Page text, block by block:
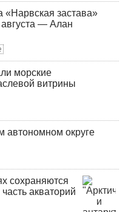
«Нарвская застава»
августа — Алан
морские
витрины
автономном округе
сохраняются
акваторий